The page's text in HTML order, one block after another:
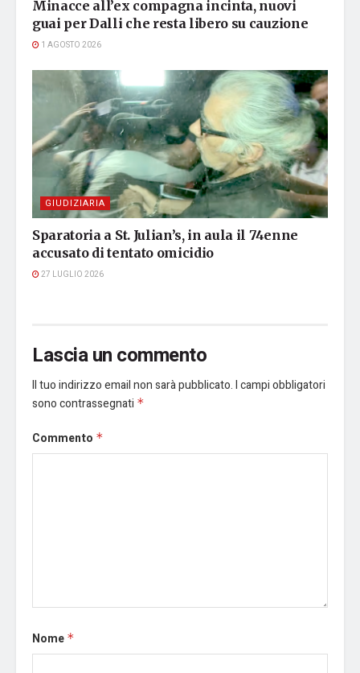
Minacce all’ex compagna incinta, nuovi
guai per Dalli che resta libero su cauzione
1 AGOSTO 2026
GIUDIZIARIA
Sparatoria a St. Julian’s, in aula il 74enne
accusato di tentato omicidio
27 LUGLIO 2026
Lascia un commento
Il tuo indirizzo email non sarà pubblicato.I campi obbligatori
sono contrassegnati *
Commento *
Nome *